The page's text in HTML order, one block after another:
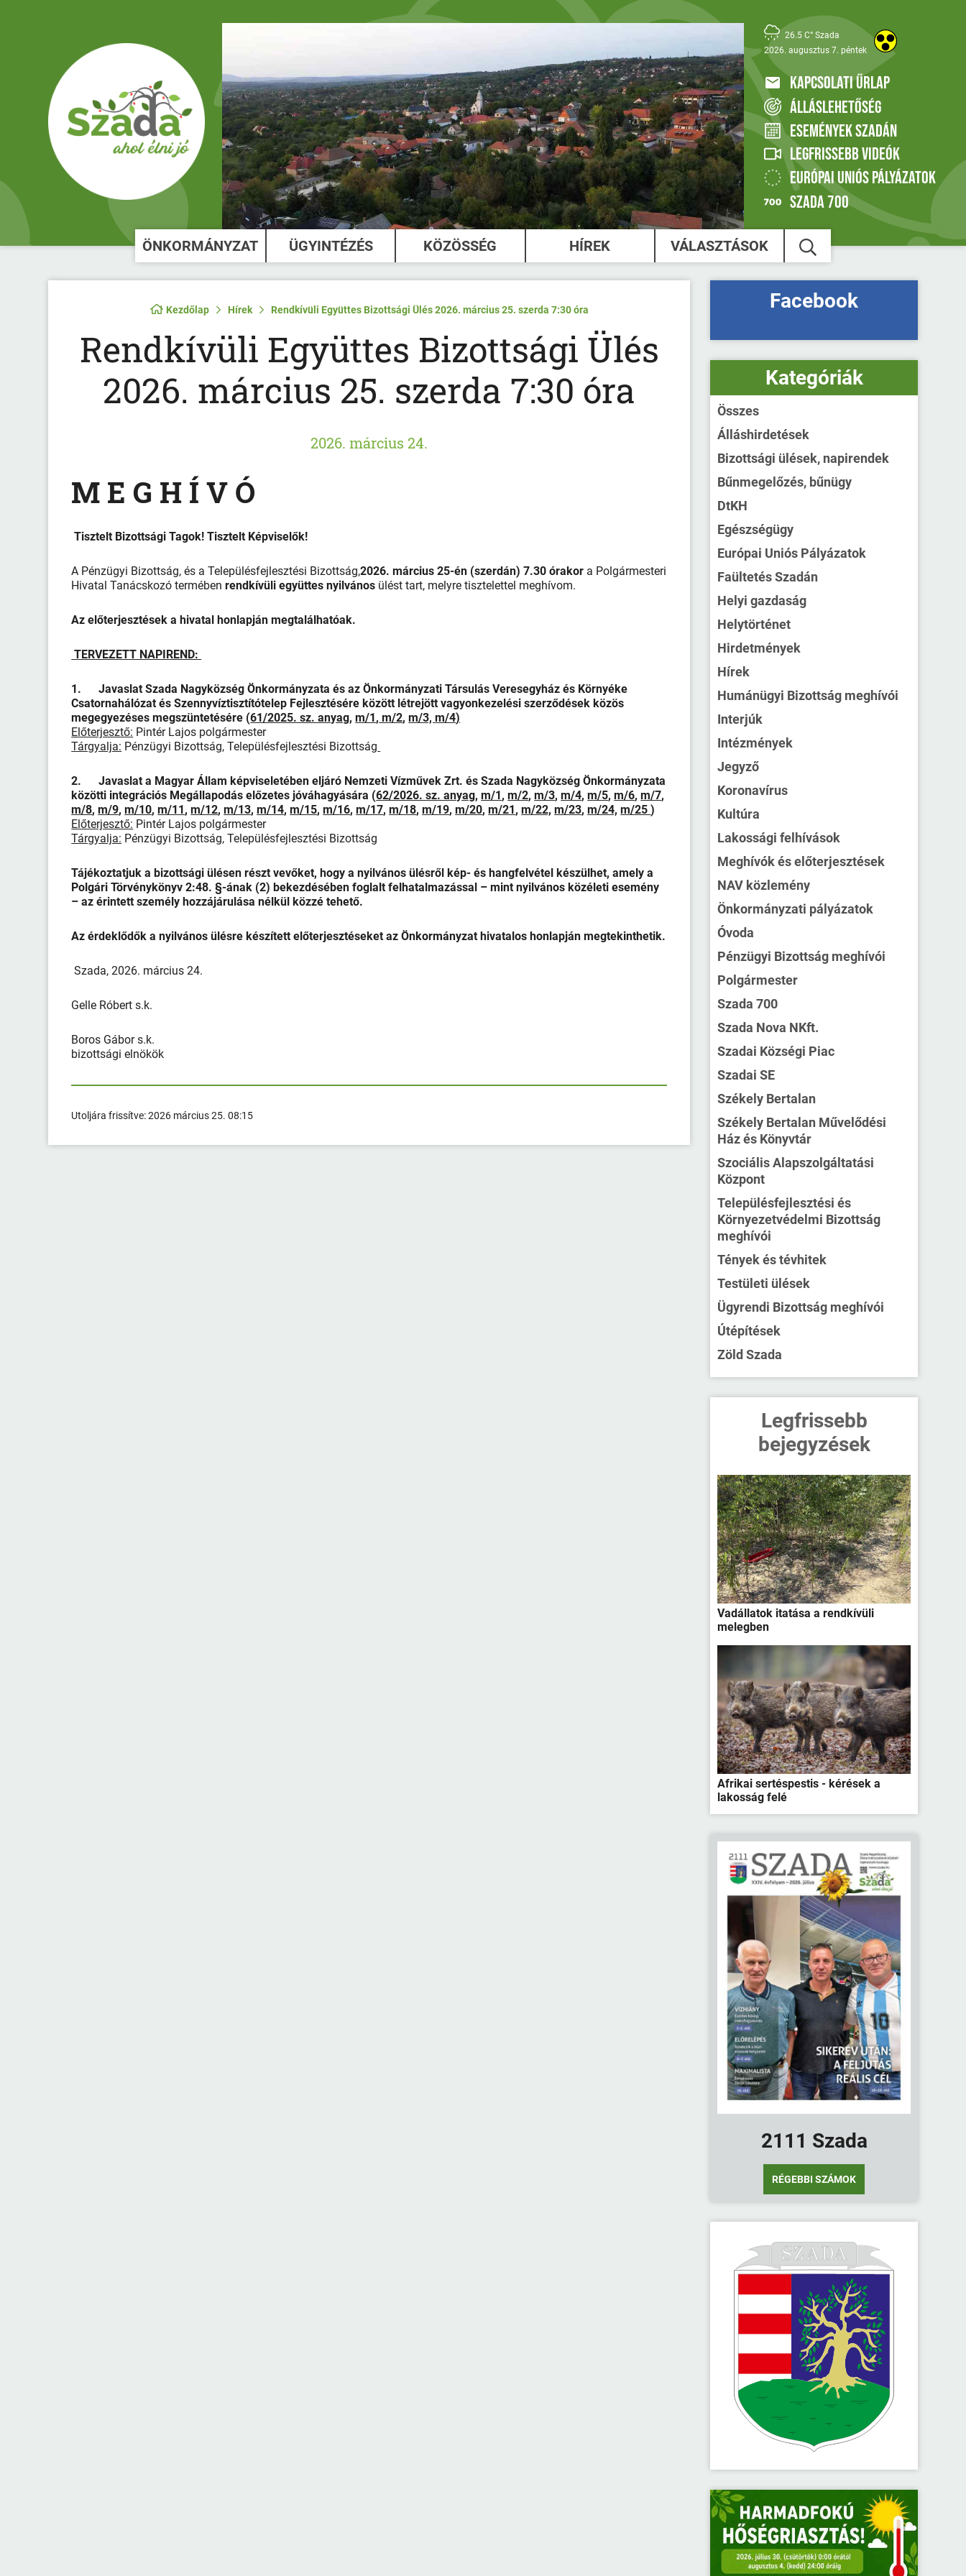
26.5 C° Szada
2026. augusztus 7. péntek
KAPCSOLATI ŰRLAP
ÁLLÁSLEHETŐSÉG
ESEMÉNYEK SZADÁN
LEGFRISSEBB VIDEÓK
EURÓPAI UNIÓS PÁLYÁZATOK
SZADA 700
ÖNKORMÁNYZAT ÜGYINTÉZÉS KÖZÖSSÉG HÍREK VÁLASZTÁSOK
Kezdőlap Hírek Rendkívüli Együttes Bizottsági Ülés 2026. március 25. szerda 7:30 óra
Rendkívüli Együttes Bizottsági Ülés
2026. március 25. szerda 7:30 óra
2026. március 24.
M E G H Í V Ó
Tisztelt Bizottsági Tagok! Tisztelt Képviselők!
A Pénzügyi Bizottság, és a Településfejlesztési Bizottság,2026. március 25-én (szerdán) 7.30 órakor a Polgármesteri
Hivatal Tanácskozó termébenrendkívüli együttes nyilvános ülést tart, melyre tisztelettel meghívom.
Az előterjesztések a hivatal honlapján megtalálhatóak.
TERVEZETT NAPIREND:
1. Javaslat Szada Nagyközség Önkormányzata és az Önkormányzati Társulás Veresegyház és Környéke
Csatornahálózat és Szennyvíztisztítótelep Fejlesztésére között létrejött vagyonkezelési szerződések közös
megegyezéses megszüntetésére (61/2025. sz. anyag,m/1, m/2,m/3,m/4)
Előterjesztő: Pintér Lajos polgármester
Tárgyalja: Pénzügyi Bizottság, Településfejlesztési Bizottság
2. Javaslat a Magyar Állam képviseletében eljáró Nemzeti Vízművek Zrt. és Szada Nagyközség Önkormányzata
közötti integrációs Megállapodás előzetes jóváhagyására (62/2026. sz. anyag,m/1,m/2,m/3,m/4,m/5,m/6,m/7,
m/8,m/9,m/10,m/11,m/12,m/13,m/14,m/15,m/16,m/17,m/18,m/19,m/20,m/21,m/22, m/23,m/24, m/25)
Előterjesztő: Pintér Lajos polgármester
Tárgyalja: Pénzügyi Bizottság, Településfejlesztési Bizottság
Tájékoztatjuk a bizottsági ülésen részt vevőket, hogy a nyilvános ülésről kép- és hangfelvétel készülhet, amely a
Polgári Törvénykönyv 2:48. §-ának (2) bekezdésében foglalt felhatalmazással – mint nyilvános közéleti esemény
– az érintett személy hozzájárulása nélkül közzé tehető.
Az érdeklődők a nyilvános ülésre készített előterjesztéseket az Önkormányzat hivatalos honlapján megtekinthetik.
Szada, 2026. március 24.
Gelle Róbert s.k.
Boros Gábor s.k.
bizottsági elnökök
Utoljára frissítve:2026 március 25. 08:15
Facebook
Kategóriák
Összes
Álláshirdetések
Bizottsági ülések, napirendek
Bűnmegelőzés, bűnügy
DtKH
Egészségügy
Európai Uniós Pályázatok
Faültetés Szadán
Helyi gazdaság
Helytörténet
Hirdetmények
Hírek
Humánügyi Bizottság meghívói
Interjúk
Intézmények
Jegyző
Koronavírus
Kultúra
Lakossági felhívások
Meghívók és előterjesztések
NAV közlemény
Önkormányzati pályázatok
Óvoda
Pénzügyi Bizottság meghívói
Polgármester
Szada 700
Szada Nova NKft.
Szadai Községi Piac
Szadai SE
Székely Bertalan
Székely Bertalan Művelődési
Ház és Könyvtár
Szociális Alapszolgáltatási
Központ
Településfejlesztési és
Környezetvédelmi Bizottság
meghívói
Tények és tévhitek
Testületi ülések
Ügyrendi Bizottság meghívói
Útépítések
Zöld Szada
Legfrissebb
bejegyzések
Vadállatok itatása a rendkívüli
melegben
Afrikai sertéspestis - kérések a
lakosság felé
2111 Szada
RÉGEBBI SZÁMOK